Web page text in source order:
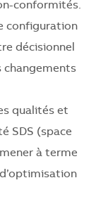
conformités.
configuration
décisionnel
changements
qualités et
SDS (space
à terme